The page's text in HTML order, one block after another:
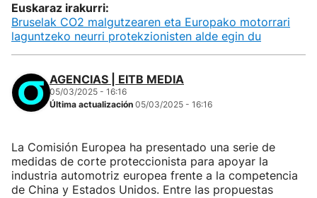
Euskaraz irakurri:
Bruselak CO2 malgutzearen eta Europako motorrari
laguntzeko neurri protekzionisten alde egin du
AGENCIAS | EITB MEDIA
05/03/2025 - 16:16
Última actualización 05/03/2025 - 16:16
La Comisión Europea ha presentado una serie de
medidas de corte proteccionista para apoyar la
industria automotriz europea frente a la competencia
de China y Estados Unidos. Entre las propuestas